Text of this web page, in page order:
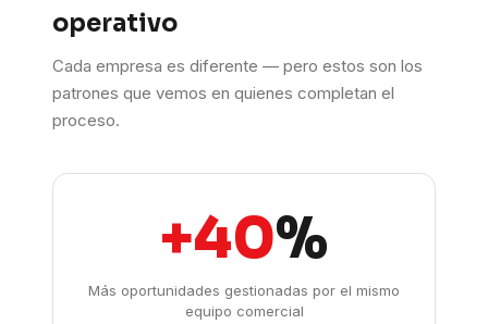
operativo
Cada empresa es diferente — pero estos son los
patrones que vemos en quienes completan el
proceso.
+40%
Más oportunidades gestionadas por el mismo
equipo comercial